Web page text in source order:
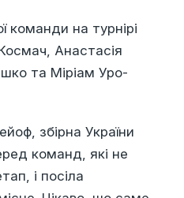
команди на турнірі
Анастасія
та Міріам Уро-
збірна України
команд, які не
і посіла